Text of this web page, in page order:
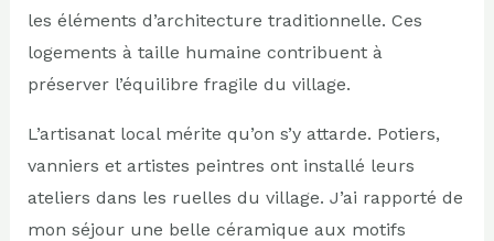
les éléments d’architecture traditionnelle. Ces
logements à taille humaine contribuent à
préserver l’équilibre fragile du village.
L’artisanat local mérite qu’on s’y attarde. Potiers,
vanniers et artistes peintres ont installé leurs
ateliers dans les ruelles du village. J’ai rapporté de
mon séjour une belle céramique aux motifs